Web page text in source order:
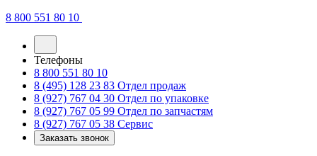
8 800 551 80 10
Телефоны
8 800 551 80 10
8 (495) 128 23 83 Отдел продаж
8 (927) 767 04 30 Отдел по упаковке
8 (927) 767 05 99 Отдел по запчастям
8 (927) 767 05 38 Сервис
Заказать звонок